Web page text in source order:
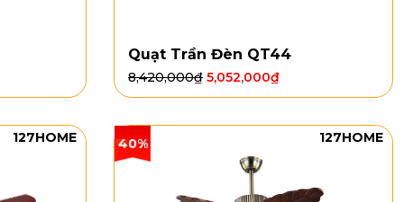
Quạt Trần Đèn QT44
8,420,000₫ 5,052,000₫
127HOME 40% 127HOME